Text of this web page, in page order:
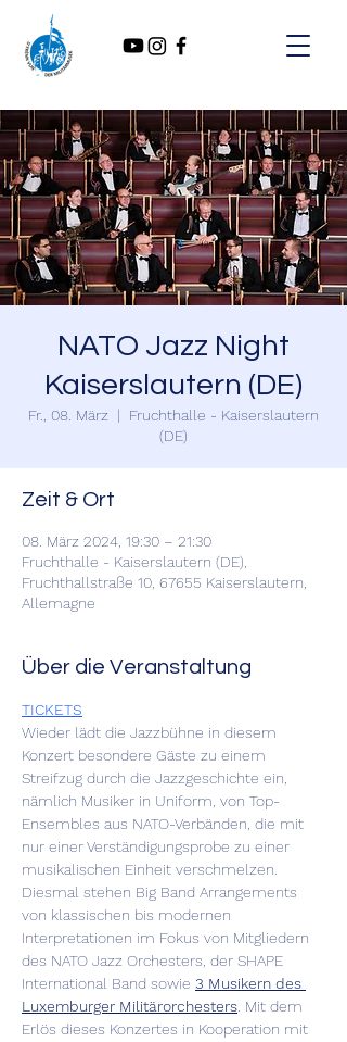
NATO Jazz Night
Kaiserslautern (DE)
Fr., 08. März
  |
Fruchthalle - Kaiserslautern
(DE)
Zeit & Ort
08. März 2024, 19:30 – 21:30
Fruchthalle - Kaiserslautern (DE),
Fruchthallstraße 10, 67655 Kaiserslautern,
Allemagne
Über die Veranstaltung
TICKETS
Wieder lädt die Jazzbühne in diesem
Konzert besondere Gäste zu einem
Streifzug durch die Jazzgeschichte ein,
nämlich Musiker in Uniform, von Top-
Ensembles aus NATO-Verbänden, die mit
nur einer Verständigungsprobe zu einer
musikalischen Einheit verschmelzen.
Diesmal stehen Big Band Arrangements
von klassischen bis modernen
Interpretationen im Fokus von Mitgliedern
des NATO Jazz Orchesters, der SHAPE
International Band sowie 3 Musikern des
Luxemburger Militärorchesters . Mit dem
Erlös dieses Konzertes in Kooperation mit